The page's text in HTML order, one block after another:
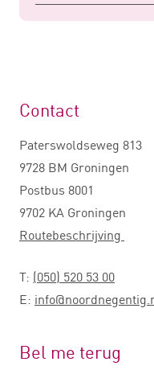
Contact
Paterswoldseweg 813
9728 BM Groningen
Postbus 8001
9702 KA Groningen
Routebeschrijving
T: (050) 520 53 00
E:
Bel me terug